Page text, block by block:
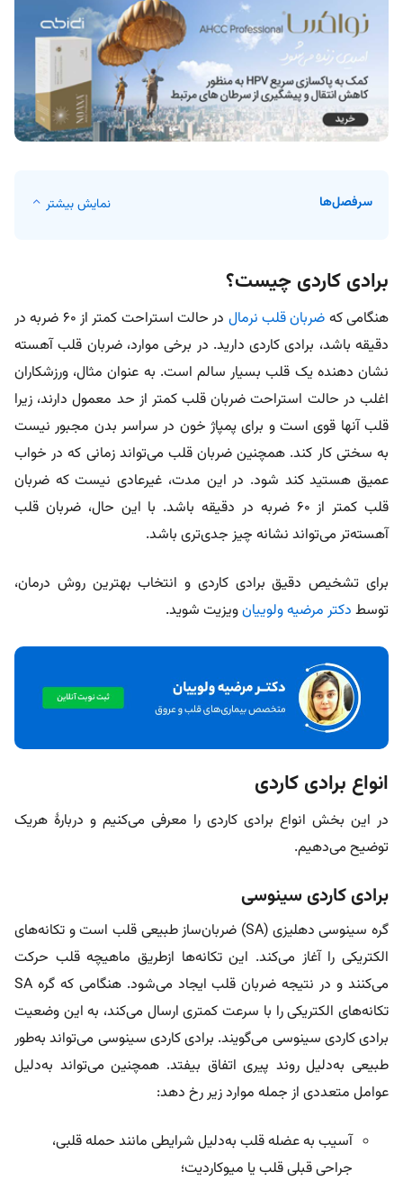
سرفصل‌ها نمایش بیشتر
برادی کاردی چیست؟
هنگامی که ضربان قلب نرمال
در حالت استراحت کمتر از 60 ضربه در
دقیقه باشد، برادی کاردی دارید. در برخی موارد، ضربان قلب آهسته
نشان دهنده یک قلب بسیار سالم است. به عنوان مثال، ورزشکاران
اغلب در حالت استراحت ضربان قلب کمتر از حد معمول دارند، زیرا
قلب آنها قوی است و برای پمپاژ خون در سراسر بدن مجبور نیست
به سختی کار کند. همچنین ضربان قلب می‌تواند زمانی که در خواب
عمیق هستید کند شود. در این مدت، غیرعادی نیست که ضربان
قلب کمتر از 60 ضربه در دقیقه باشد. با این حال، ضربان قلب
آهسته‌تر می‌تواند نشانه چیز جدی‌تری باشد.
برای تشخیص دقیق برادی‌ کاردی و انتخاب بهترین روش درمان،
توسط دکتر مرضیه ولوییانویزیت شوید.
انواع برادی کاردی
در این بخش انواع برادی کاردی را معرفی می‌کنیم و دربارۀ هریک
توضیح می‌دهیم.
برادی کاردی سینوسی
گره سینوسی دهلیزی (SA) ضربان‌ساز طبیعی قلب است و تکانه‌های
الکتریکی را آغاز می‌کند. این تکانه‌ها از‌طریق ماهیچه قلب حرکت
می‌کنند و در نتیجه ضربان قلب ایجاد می‌شود. هنگامی که گره SA
تکانه‌های الکتریکی را با سرعت کمتری ارسال می‌کند، به این وضعیت
برادی کاردی سینوسی می‌گویند. برادی کاردی سینوسی می‌تواند به‌طور
طبیعی به‌دلیل روند پیری اتفاق بیفتد. همچنین می‌تواند به‌دلیل
عوامل متعددی از جمله موارد زیر رخ دهد:
آسیب به عضله قلب به‌دلیل شرایطی مانند حمله قلبی،
جراحی قبلی قلب یا میوکاردیت؛